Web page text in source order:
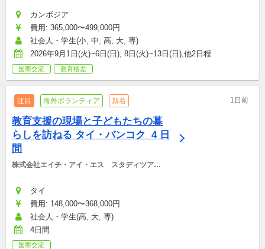
カンボジア
費用: 365,000〜499,000円
社会人・学生(小, 中, 高, 大, 専)
2026年9月1日(火)~6日(日), 8日(火)~13日(日),他2日程
国際交流 教育格差
注目 海外ボランティア 新着 1日前
教育支援の現場と子どもたちの暮
らしを訪ねる タイ・バンコク  4 日
間
株式会社エイチ・アイ・エス　スタディツアー
タイ
費用: 148,000〜368,000円
社会人・学生(高, 大, 専)
4日間
国際交流